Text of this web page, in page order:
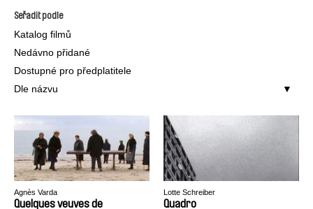
Seřadit podle
Katalog filmů
Nedávno přidané
Dostupné pro předplatitele
Dle názvu
Agnès Varda
Quelques veuves de
Lotte Schreiber
Quadro